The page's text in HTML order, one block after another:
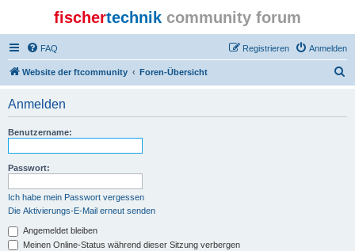
fischertechnik community forum
FAQ Anmelden
Registrieren
Website der ftcommunity Foren-Übersicht
Anmelden
Benutzername:
Passwort:
Ich habe mein Passwort vergessen
Die Aktivierungs-E-Mail erneut senden
Angemeldet bleiben
Meinen Online-Status während dieser Sitzung verbergen